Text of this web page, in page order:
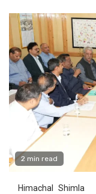
2 min read
Himachal Shimla